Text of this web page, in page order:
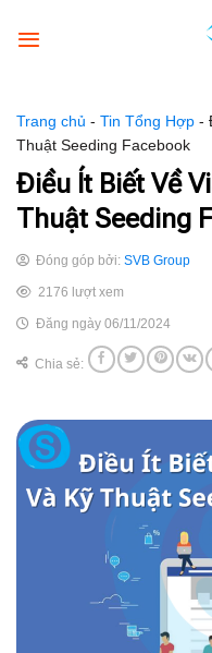
Trang chủ - Tin Tổng Hợp -
Thuật Seeding Facebook
Điều Ít Biết Về
Thuật Seeding
Đóng góp bởi: SVB Group
2176 lượt xem
Đăng ngày 06/11/2024
Chia sẻ: